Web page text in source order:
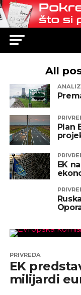
All
Plan
EK
PRIVREDA
EK
milijardi